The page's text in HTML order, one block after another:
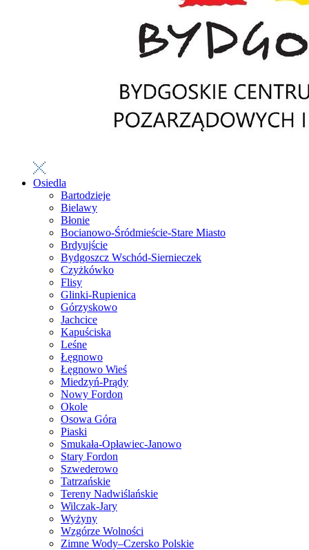
Osiedla
Bartodzieje
Bielawy
Błonie
Bocianowo-Śródmieście-Stare Miasto
Brdyujście
Bydgoszcz Wschód-Siernieczek
Czyżkówko
Flisy
Glinki-Rupienica
Górzyskowo
Jachcice
Kapuściska
Leśne
Łęgnowo
Łęgnowo Wieś
Miedzyń-Prądy
Nowy Fordon
Okole
Osowa Góra
Piaski
Smukała-Opławiec-Janowo
Stary Fordon
Szwederowo
Tatrzańskie
Tereny Nadwiślańskie
Wilczak-Jary
Wyżyny
Wzgórze Wolności
Zimne Wody–Czersko Polskie